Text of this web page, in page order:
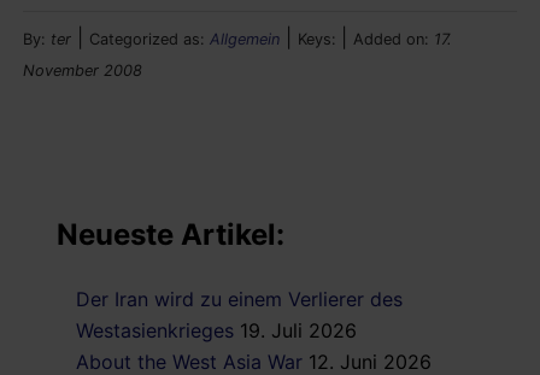
By: ter Categorized as: Allgemein Keys: Added on: 17.
November 2008
Neueste Artikel:
Der Iran wird zu einem Verlierer des
Westasienkrieges 19. Juli 2026
About the West Asia War 12. Juni 2026